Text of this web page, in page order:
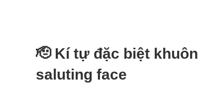
🫡 Kí tự đặc biệt
saluting face